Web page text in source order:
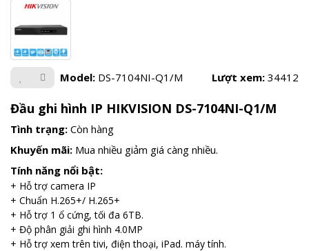
Model: DS-7104NI-Q1/M Lượt xem: 34412
Đầu ghi hình IP HIKVISION DS-7104NI-Q1/M
Tình trạng: Còn hàng
Khuyến mãi: Mua nhiều giảm giá càng nhiều.
Tính năng nổi bật:
+ Hỗ trợ camera IP
+ Chuẩn H.265+/ H.265+
+ Hỗ trợ 1 ổ cứng, tối đa 6TB.
+ Độ phân giải ghi hình 4.0MP
+ Hỗ trợ xem trên tivi, điện thoại, iPad. máy tính.